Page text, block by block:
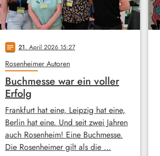
notes 21. April 2026 15:27
Rosenheimer Autoren
Buchmesse war ein voller
Erfolg
Frankfurt hat eine, Leipzig hat eine,
Berlin hat eine. Und seit zwei Jahren
auch Rosenheim! Eine Buchmesse.
Die Rosenheimer gilt als die …